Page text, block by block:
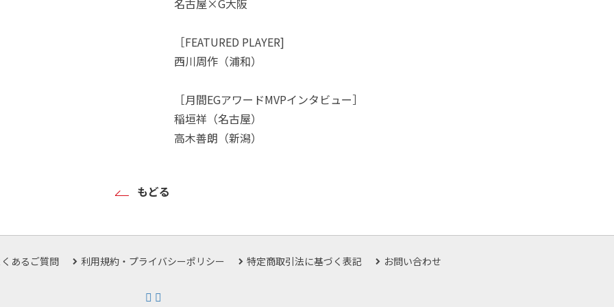
名古屋×G大阪
［FEATURED PLAYER]
西川周作（浦和）
［月間EGアワードMVPインタビュー］
稲垣祥（名古屋）
高木善朗（新潟）
もどる
くあるご質問 利用規約・プライバシーポリシー 特定商取引法に基づく表記 お問い合わせ